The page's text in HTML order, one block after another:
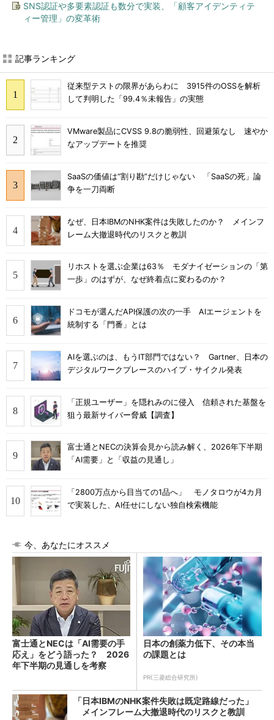
SNS認証や多要素認証も数分で実装、「顧客アイデンティテ
ィー管理」の変革術
記事ランキング
従来型テストの限界があらわに 3915件のOSSを解析
して判明した「99.4％未報告」の実態
VMware製品にCVSS 9.8の脆弱性、回避策なし 速やか
なアップデートを推奨
SaaSの価値は“割り勘”だけじゃない 「SaaSの死」論
争を一刀両断
なぜ、日本IBMのNHK案件は失敗したのか？ メインフ
レーム大撤退時代のリスクと教訓
リホストを選ぶ企業は63％ モダナイゼーションの「第
一歩」のはずが、なぜ終着点に変わるのか？
ドコモが選んだAPI保護の次の一手 AIエージェントを
統制する「門番」とは
AIを選ぶのは、もうIT部門ではない？ Gartner、日本の
デジタルワークプレースのハイプ・サイクル発表
「正規ユーザー」を隠れみのに侵入 信頼された基盤を
狙う最新サイバー脅威【調査】
富士通とNECの決算会見から読み解く、2026年下半期
「AI需要」と「収益の見通し」
「2800万点から目当ての1品へ」 モノタロウが4カ月
で実装した、AI任せにしない独自検索機能
今、あなたにオススメ
富士通とNECは「AI需要の手
応え」をどう語った？ 2026
年下半期の見通しを考察
日本の創薬力低下、その本当
の課題とは
PR(三菱総合研究所)
「日本IBMのNHK案件失敗は既定路線だった」
メインフレーム大撤退時代のリスクと教訓